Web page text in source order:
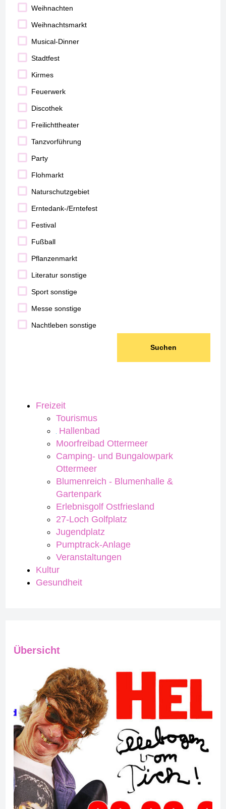
Übersicht
Freizeit
Tourismus
Hallenbad
Moorfreibad Ottermeer
Camping- und Bungalowpark
Ottermeer
Blumenreich - Blumenhalle &
Gartenpark
Erlebnisgolf Ostfriesland
27-Loch Golfplatz
Jugendplatz
Pumptrack-Anlage
Veranstaltungen
Kultur
Gesundheit
Weihnachten
Weihnachtsmarkt
Musical-Dinner
Stadtfest
Kirmes
Feuerwerk
Discothek
Freilichttheater
Tanzvorführung
Party
Flohmarkt
Naturschutzgebiet
Erntedank-/Erntefest
Festival
Fußball
Pflanzenmarkt
Literatur sonstige
Sport sonstige
Messe sonstige
Nachtleben sonstige